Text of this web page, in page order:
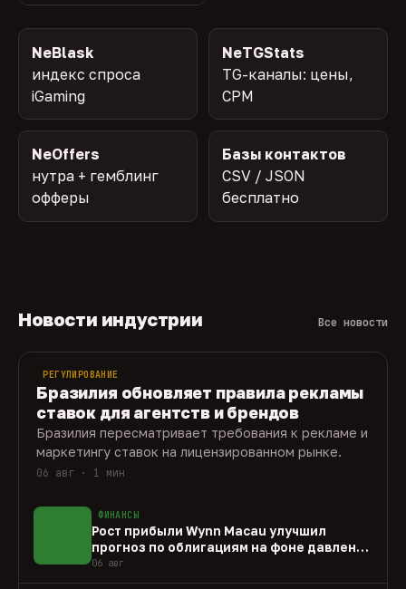
NeBlask
индекс спроса
iGaming
NeTGStats
TG-каналы: цены,
CPM
NeOffers
нутра + гемблинг
офферы
Базы контактов
CSV / JSON
бесплатно
Новости индустрии Все новости
РЕГУЛИРОВАНИЕ
Бразилия обновляет правила рекламы
ставок для агентств и брендов
Бразилия пересматривает требования к рекламе и
маркетингу ставок на лицензированном рынке.
06 авг · 1 мин
ФИНАНСЫ
Рост прибыли Wynn Macau улучшил
прогноз по облигациям на фоне давления
capex
06 авг